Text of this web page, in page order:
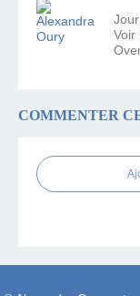
Voir
COMMENTER